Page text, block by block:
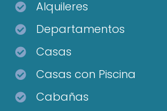
Alquileres
Departamentos
Casas
Casas con Piscina
Cabañas